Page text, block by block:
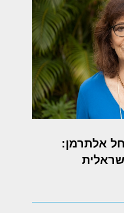
אלתרמן: